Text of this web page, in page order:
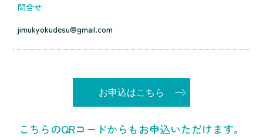
問合せ
jimukyokudesu@gmail.com
お申込はこちら
こちらのQRコードからもお申込いただけます。